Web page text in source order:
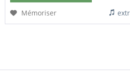
Mémoriser